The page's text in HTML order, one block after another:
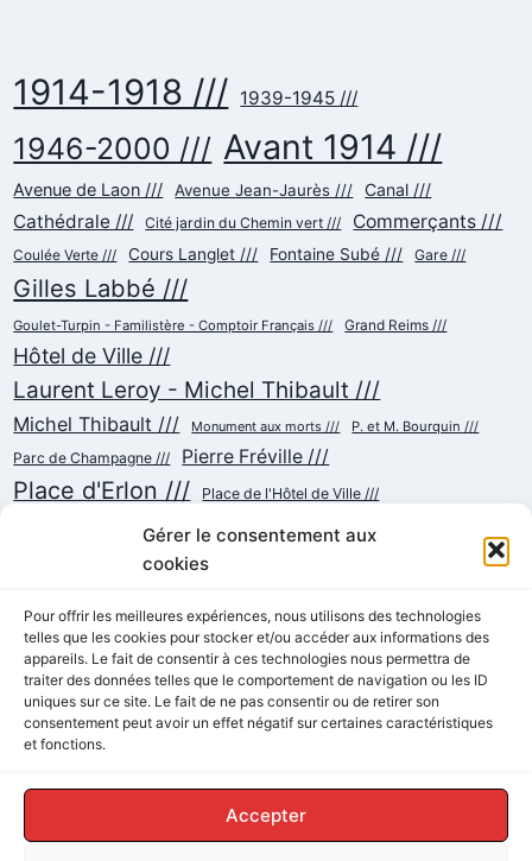
Gérer le consentement aux
cookies
Pour offrir les meilleures expériences, nous utilisons des technologies
telles que les cookies pour stocker et/ou accéder aux informations des
appareils. Le fait de consentir à ces technologies nous permettra de
traiter des données telles que le comportement de navigation ou les ID
uniques sur ce site. Le fait de ne pas consentir ou de retirer son
consentement peut avoir un effet négatif sur certaines caractéristiques
et fonctions.
Accepter
1914-1918 /// 1939-1945 ///
1946-2000 /// Avant 1914 ///
Avenue de Laon /// Avenue Jean-Jaurès /// Canal ///
Cathédrale /// Cité jardin du Chemin vert /// Commerçants ///
Coulée Verte /// Cours Langlet /// Fontaine Subé /// Gare ///
Gilles Labbé ///
Goulet-Turpin - Familistère - Comptoir Français /// Grand Reims ///
Hôtel de Ville ///
Laurent Leroy - Michel Thibault ///
Michel Thibault /// Monument aux morts /// P. et M. Bourquin ///
Parc de Champagne /// Pierre Fréville ///
Place d'Erlon /// Place de l'Hôtel de Ville ///
Place de la République /// Place du Cardinal Luçon ///
Place du Forum/des Marchés ///
Rue Buirette /// Rue Carnot /// Rue Chanzy /// Rue Colbert ///
Rue Cérès /// Rue de l'Etape /// Rue de Mars /// Rue de Talleyrand ///
Rue de Vesle /// Rue Thiers /// Succursalisme /// Tramway ///
École ///